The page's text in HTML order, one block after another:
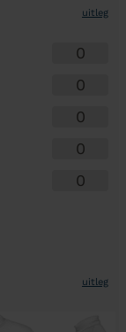
uitleg
uitleg